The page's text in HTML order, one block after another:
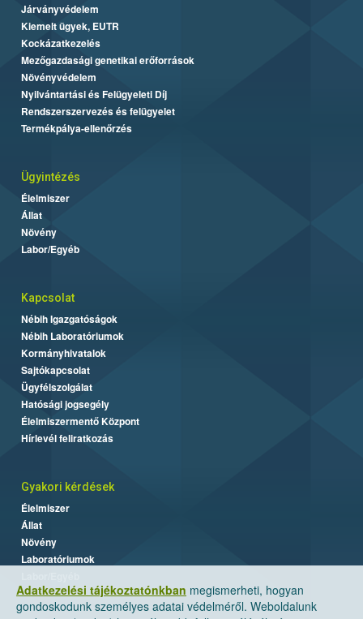
Adatkezelési tájékoztatónkban megismerheti, hogyan
gondoskodunk személyes adatai védelméről. Weboldalunk
Járványvédelem
Kiemelt ügyek, EUTR
Kockázatkezelés
Mezőgazdasági genetikai erőforrások
Növényvédelem
Nyilvántartási és Felügyeleti Díj
Rendszerszervezés és felügyelet
Termékpálya-ellenőrzés
Ügyintézés
Élelmiszer
Állat
Növény
Labor/Egyéb
Kapcsolat
Nébih Igazgatóságok
Nébih Laboratóriumok
Kormányhivatalok
Sajtókapcsolat
Ügyfélszolgálat
Hatósági jogsegély
Élelmiszermentő Központ
Hírlevél feliratkozás
Gyakori kérdések
Élelmiszer
Állat
Növény
Laboratóriumok